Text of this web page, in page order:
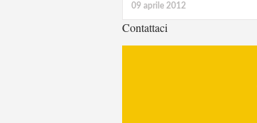
09 aprile 2012
Contattaci